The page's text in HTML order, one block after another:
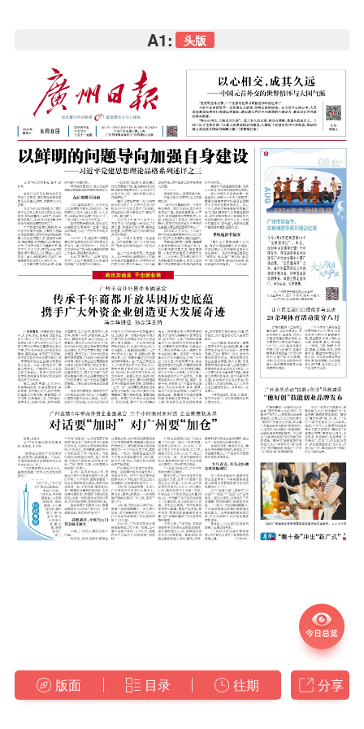
A1: 头版
版面 目录 往期 分享